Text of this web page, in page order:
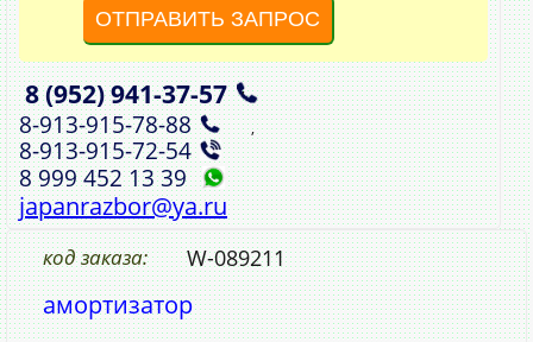
ОТПРАВИТЬ ЗАПРОС
8 (952)941‑37‑57 ,
8‑913‑915‑78‑88 ,
8‑913‑915‑72‑54
8 999 452 13 39
japanrazbor@ya.ru
код заказа: W-089211
амортизатор